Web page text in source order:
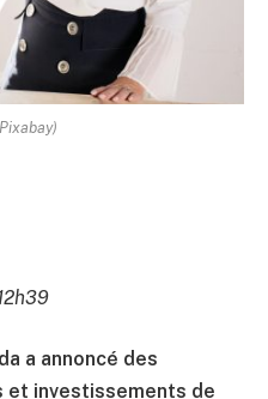
a annoncé des
et investissements de